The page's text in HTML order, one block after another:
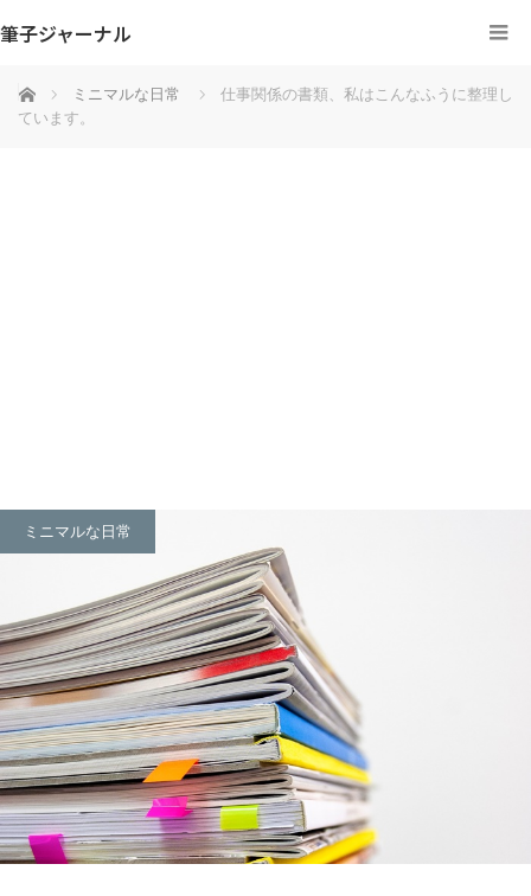
筆子ジャーナル
ホーム ミニマルな日常
仕事関係の書類、私はこんなふうに整理し
ています。
ミニマルな日常